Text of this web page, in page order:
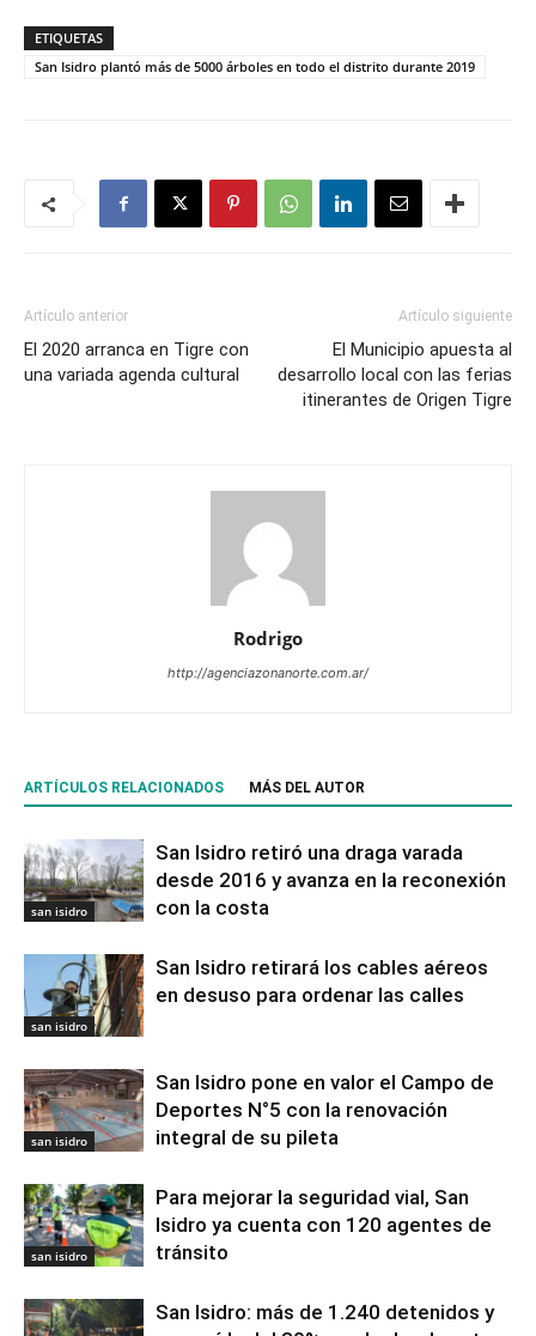
ETIQUETAS
San Isidro plantó más de 5000 árboles en todo el distrito durante 2019
Artículo anterior
El 2020 arranca en Tigre con
una variada agenda cultural
Artículo siguiente
El Municipio apuesta al
desarrollo local con las ferias
itinerantes de Origen Tigre
Rodrigo
http://agenciazonanorte.com.ar/
ARTÍCULOS RELACIONADOS MÁS DEL AUTOR
san isidro
San Isidro retiró una draga varada
desde 2016 y avanza en la reconexión
con la costa
san isidro
San Isidro retirará los cables aéreos
en desuso para ordenar las calles
san isidro
San Isidro pone en valor el Campo de
Deportes N°5 con la renovación
integral de su pileta
san isidro
Para mejorar la seguridad vial, San
Isidro ya cuenta con 120 agentes de
tránsito
San Isidro: más de 1.240 detenidos y